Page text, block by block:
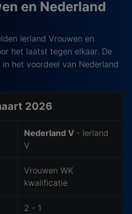
en Nederland
Ierland Vrouwen en
het laatst tegen elkaar. De
het voordeel van Nederland
2026
Nederland V - Ierland
V
Vrouwen WK
kwalificatie
2 - 1